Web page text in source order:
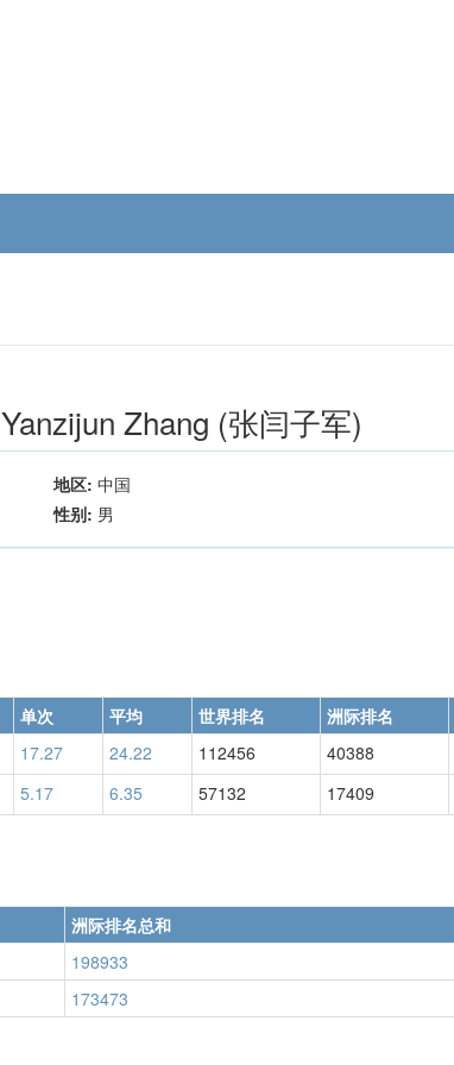
Yanzijun Zhang (张闫子军)
地区: 中国
性别: 男
单次 平均 世界排名 洲际排名
17.27 24.22 112456 40388
5.17 6.35 57132 17409
洲际排名总和
198933
173473